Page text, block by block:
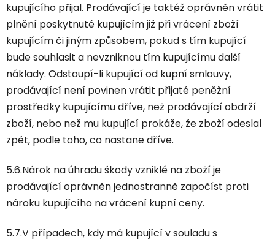
kupujícího přijal. Prodávající je taktéž oprávněn vrátit
plnění poskytnuté kupujícím již při vrácení zboží
kupujícím či jiným způsobem, pokud s tím kupující
bude souhlasit a nevzniknou tím kupujícímu další
náklady. Odstoupí-li kupující od kupní smlouvy,
prodávající není povinen vrátit přijaté peněžní
prostředky kupujícímu dříve, než prodávající obdrží
zboží, nebo než mu kupující prokáže, že zboží odeslal
zpět, podle toho, co nastane dříve.
5.6.Nárok na úhradu škody vzniklé na zboží je
prodávající oprávněn jednostranně započíst proti
nároku kupujícího na vrácení kupní ceny.
5.7.V případech, kdy má kupující v souladu s